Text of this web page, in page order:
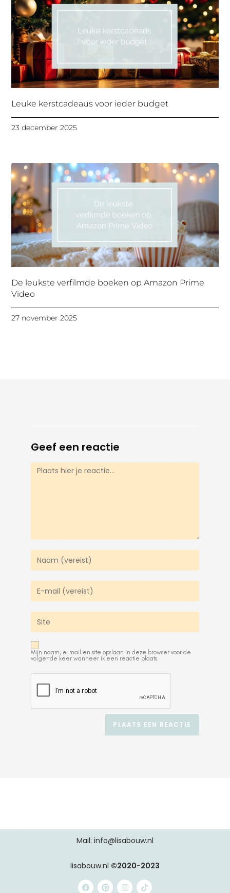
Leuke kerstcadeaus voor ieder budget
23 december 2025
De leukste verfilmde boeken op Amazon Prime
Video
27 november 2025
Geef een reactie
Mijn naam, e-mail en site opslaan in deze browser voor de
volgende keer wanneer ik een reactie plaats.
Mail: info@lisabouw.nl
lisabouw.nl ©2020-2023